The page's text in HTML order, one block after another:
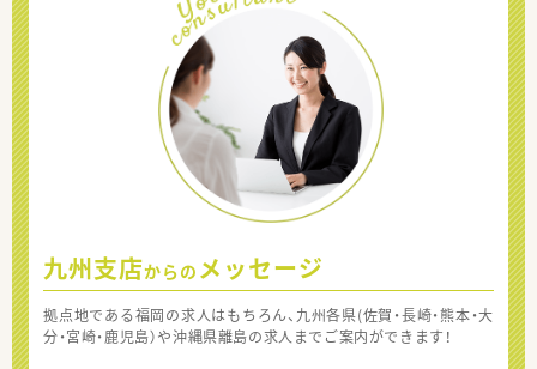
九州支店からの メッセージ
拠点地である福岡の求人はもちろん、九州各県(佐賀・長崎・熊本・大
分・宮崎・鹿児島）や沖縄県離島の求人までご案内ができます！